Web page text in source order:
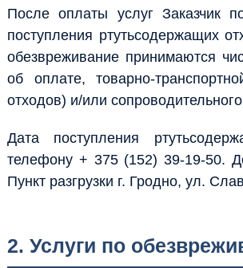
После оплаты услуг Заказчик
поступления ртутьсодержащих
обезвреживание принимаются
об оплате, товарно-
отходов) и/или
Дата поступления
телефону + 375 (152) 39-19-50.
Пункт разгрузки г. Гродно, ул.
2. Услуги по